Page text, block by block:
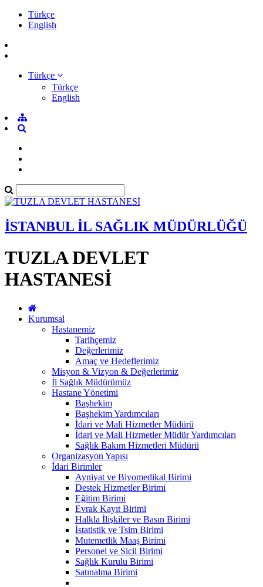
Türkçe
English
Türkçe
Türkçe
English
İSTANBUL İL SAĞLIK MÜDÜRLÜĞÜ
TUZLA DEVLET
HASTANESİ
Kurumsal
Hastanemiz
Tarihçemiz
Değerlerimiz
Amaç ve Hedeflerimiz
Misyon & Vizyon & Değerlerimiz
İl Sağlık Müdürümüz
Hastane Yönetimi
Başhekim
Başhekim Yardımcıları
İdari ve Mali Hizmetler Müdürü
İdari ve Mali Hizmetler Müdür Yardımcıları
Sağlık Bakım Hizmetleri Müdürü
Organizasyon Yapısı
İdari Birimler
Ayniyat ve Biyomedikal Birimi
Destek Hizmetler Birimi
Eğitim Birimi
Evrak Kayıt Birimi
Halkla İlişkiler ve Basın Birimi
İstatistik ve Tsim Birimi
Mutemetlik Maaş Birimi
Personel ve Sicil Birimi
Sağlık Kurulu Birimi
Satınalma Birimi